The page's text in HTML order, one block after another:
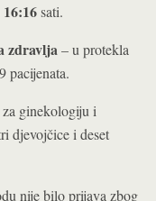
16:16sati.
zdravlja– u protekla
pacijenata.
ginekologiju i
djevojčice i deset
nije bilo prijava zbog